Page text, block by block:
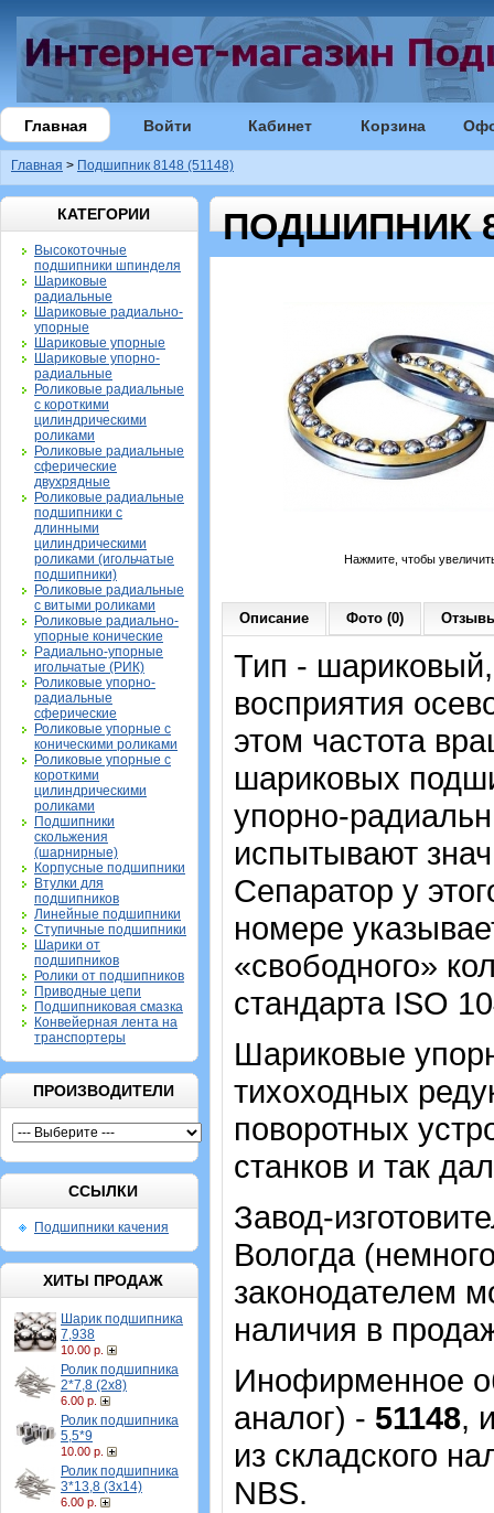
Главная Войти Кабинет Корзина
Главная > Подшипник 8148 (51148)
КАТЕГОРИИ
Высокоточные
подшипники шпинделя
Шариковые
радиальные
Шариковые радиально-
упорные
Шариковые упорные
Шариковые упорно-
радиальные
Роликовые радиальные
с короткими
цилиндрическими
роликами
Роликовые радиальные
сферические
двухрядные
Роликовые радиальные
подшипники с
длинными
цилиндрическими
роликами (игольчатые
подшипники)
Роликовые радиальные
с витыми роликами
Роликовые радиально-
упорные конические
Радиально-упорные
игольчатые (РИК)
Роликовые упорно-
радиальные
сферические
Роликовые упорные с
коническими роликами
Роликовые упорные с
короткими
цилиндрическими
роликами
Подшипники
скольжения
(шарнирные)
Корпусные подшипники
Втулки для
подшипников
Линейные подшипники
Ступичные подшипники
Шарики от
подшипников
Ролики от подшипников
Приводные цепи
Подшипниковая смазка
Конвейерная лента на
транспортеры
ПРОИЗВОДИТЕЛИ
ССЫЛКИ
Подшипники качения
ХИТЫ ПРОДАЖ
Шарик подшипника
7,938
10.00 р.
Ролик подшипника
2*7,8 (2х8)
6.00 р.
Ролик подшипника
5,5*9
10.00 р.
Ролик подшипника
3*13,8 (3х14)
6.00 р.
ПОДШИПНИК
Нажмите, чтобы
Описание Фото (0)
Тип -
восприятия
этом частота
шариковых
упорно-
испытывают
Сепаратор у
номере
«свободного»
стандарта ISO
Шариковые
тихоходных
поворотных
станков и так
Завод-
Вологда
законодателем
наличия в
Инофирменное
аналог) - 51148,
из складского
NBS.